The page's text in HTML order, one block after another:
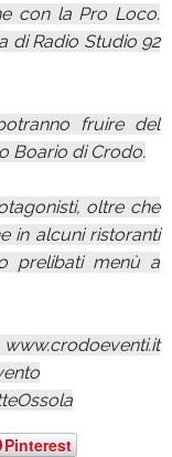
con la Pro Loco.
di Radio Studio 92
fruire del
Boario di Crodo.
oltre che
in alcuni ristoranti
prelibati menù a
Pinterest